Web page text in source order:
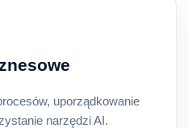
uporządkowanie
narzędzi AI.